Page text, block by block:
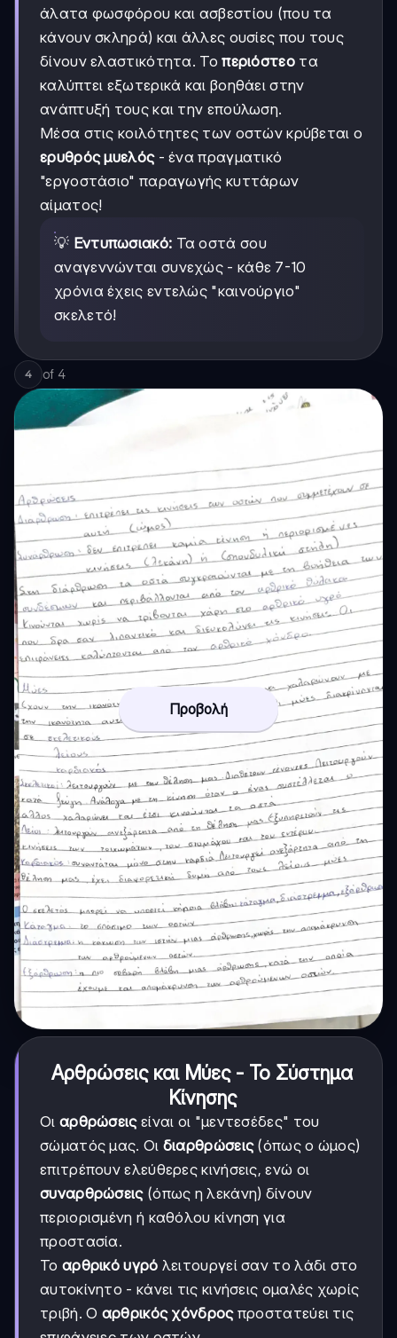
άλατα φωσφόρου και ασβεστίου (που τα
κάνουν σκληρά) και άλλες ουσίες που τους
δίνουν ελαστικότητα. Τοπεριόστεοτα
καλύπτει εξωτερικά και βοηθάει στην
ανάπτυξή τους και την επούλωση.
Μέσα στις κοιλότητες των οστών κρύβεται ο
ερυθρός μυελός- ένα πραγματικό
"εργοστάσιο" παραγωγής κυττάρων
αίματος!
💡 Εντυπωσιακό: Τα οστά σου
αναγεννώνται συνεχώς - κάθε 7-10
χρόνια έχεις εντελώς "καινούργιο"
σκελετό!
4 of 4
Προβολή
Αρθρώσεις και Μύες - Το Σύστημα
Κίνησης
Οι αρθρώσειςείναι οι "μεντεσέδες" του
σώματός μας. Οι διαρθρώσεις(όπως ο ώμος)
επιτρέπουν ελεύθερες κινήσεις, ενώ οι
συναρθρώσεις(όπως η λεκάνη) δίνουν
περιορισμένη ή καθόλου κίνηση για
προστασία.
Το αρθρικό υγρό λειτουργεί σαν το λάδι στο
αυτοκίνητο - κάνει τις κινήσεις ομαλές χωρίς
τριβή. Ο αρθρικός χόνδροςπροστατεύει τις